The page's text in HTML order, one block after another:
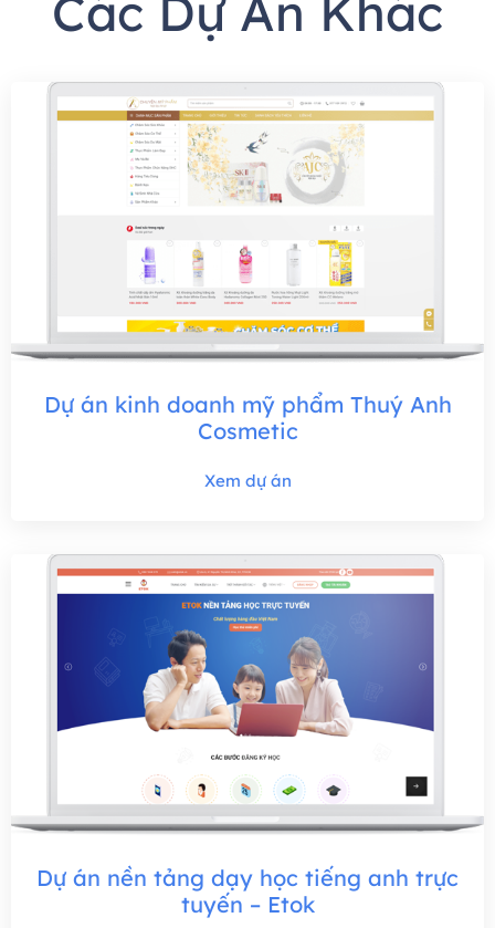
Dự án kinh doanh mỹ phẩm Thuý Anh
Cosmetic
Xem dự án
Dự án nền tảng dạy học tiếng anh trực
tuyến – Etok